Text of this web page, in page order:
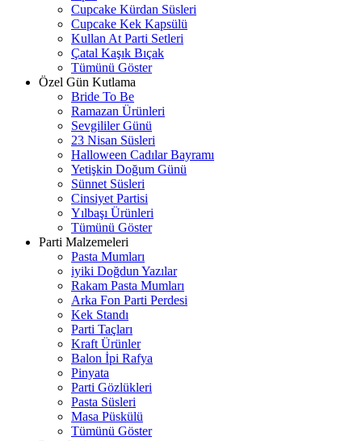
Cupcake Kürdan Süsleri
Cupcake Kek Kapsülü
Kullan At Parti Setleri
Çatal Kaşık Bıçak
Tümünü Göster
Özel Gün Kutlama
Bride To Be
Ramazan Ürünleri
Sevgililer Günü
23 Nisan Süsleri
Halloween Cadılar Bayramı
Yetişkin Doğum Günü
Sünnet Süsleri
Cinsiyet Partisi
Yılbaşı Ürünleri
Tümünü Göster
Parti Malzemeleri
Pasta Mumları
iyiki Doğdun Yazılar
Rakam Pasta Mumları
Arka Fon Parti Perdesi
Kek Standı
Parti Taçları
Kraft Ürünler
Balon İpi Rafya
Pinyata
Parti Gözlükleri
Pasta Süsleri
Masa Püskülü
Tümünü Göster